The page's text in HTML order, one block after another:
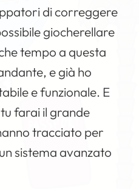
di correggere
giocherellare
tempo a questa
e già ho
e funzionale. E
farai il grande
tracciato per
sistema avanzato